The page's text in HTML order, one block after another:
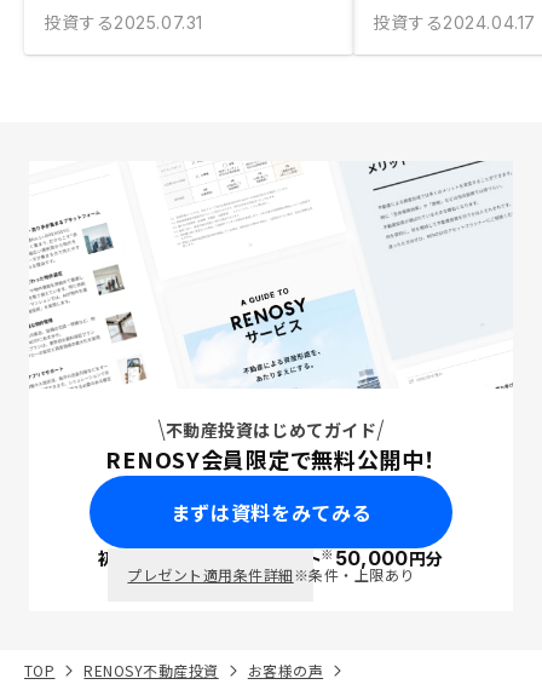
投資する2025.07.31
投資する2024.04.17
不動産投資はじめてガイド
RENOSY会員限定で無料公開中！
まずは資料をみてみる
初回面談で ポイント※50,000円分
プレゼント適用条件詳細※条件・上限あり
TOP RENOSY不動産投資
お客様の声